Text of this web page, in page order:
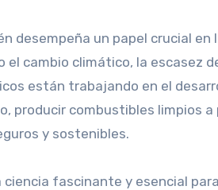
desempeña un papel crucial
el cambio climático, la escasez
están trabajando en el
producir combustibles limpios
y sostenibles.
ciencia fascinante y esencial